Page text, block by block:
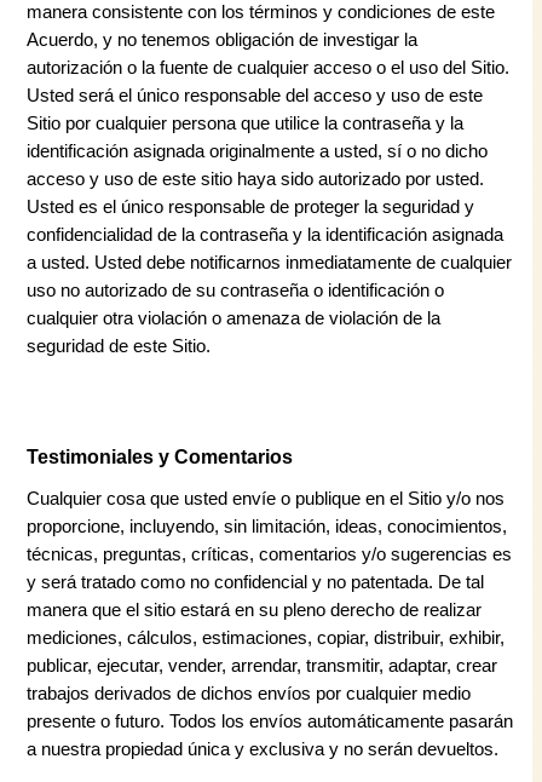
manera consistente con los términos y condiciones de este
Acuerdo, y no tenemos obligación de investigar la
autorización o la fuente de cualquier acceso o el uso del Sitio.
Usted será el único responsable del acceso y uso de este
Sitio por cualquier persona que utilice la contraseña y la
identificación asignada originalmente a usted, sí o no dicho
acceso y uso de este sitio haya sido autorizado por usted.
Usted es el único responsable de proteger la seguridad y
confidencialidad de la contraseña y la identificación asignada
a usted. Usted debe notificarnos inmediatamente de cualquier
uso no autorizado de su contraseña o identificación o
cualquier otra violación o amenaza de violación de la
seguridad de este Sitio.
Testimoniales y Comentarios
Cualquier cosa que usted envíe o publique en el Sitio y/o nos
proporcione, incluyendo, sin limitación, ideas, conocimientos,
técnicas, preguntas, críticas, comentarios y/o sugerencias es
y será tratado como no confidencial y no patentada. De tal
manera que el sitio estará en su pleno derecho de realizar
mediciones, cálculos, estimaciones, copiar, distribuir, exhibir,
publicar, ejecutar, vender, arrendar, transmitir, adaptar, crear
trabajos derivados de dichos envíos por cualquier medio
presente o futuro. Todos los envíos automáticamente pasarán
a nuestra propiedad única y exclusiva y no serán devueltos.